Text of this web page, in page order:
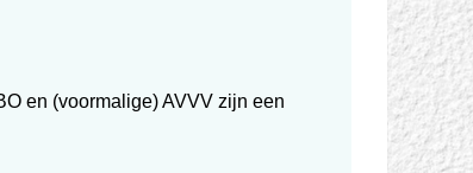
en (voormalige) AVVV zijn een